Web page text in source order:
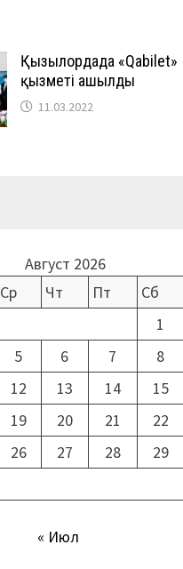
Қызылордада «Qabilet»
қызметі ашылды
11.03.2022
Август 2026
Ср Чт Пт Сб
1
5 6 7 8
12 13 14 15
19 20 21 22
26 27 28 29
« Июл